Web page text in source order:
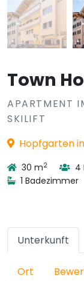
Town
APARTMENT
SKILIFT
Hopfgarten
30 m2 4
1 Badezimmer
Unterkunft
Ort